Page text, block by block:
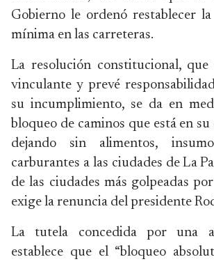
Gobierno le ordenó restablecer
mínima en las carreteras.
La resolución constitucional, que
vinculante y prevé
su incumplimiento, se da en
bloqueo de caminos que está en su
dejando sin alimentos,
carburantes a las ciudades de La
de las ciudades más golpeadas
exige la renuncia del presidente
La tutela concedida por una
establece que el “bloqueo